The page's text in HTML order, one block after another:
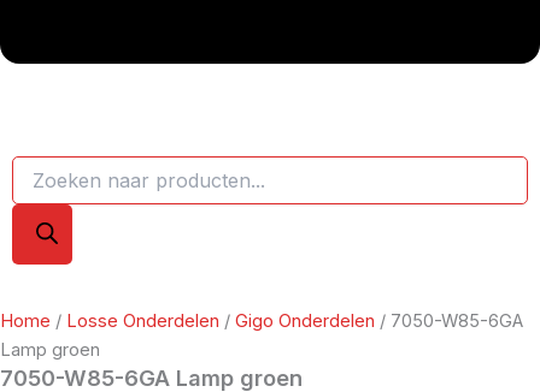
Home / Losse Onderdelen / Gigo Onderdelen / 7050-W85-6GA
Lamp groen
7050-W85-6GA Lamp groen